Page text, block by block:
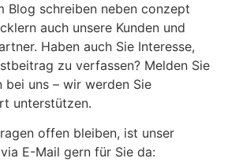
Blog schreiben neben conzept
auch unsere Kunden und
Haben auch Sie Interesse,
zu verfassen? Melden Sie
bei uns – wir werden Sie
unterstützen.
offen bleiben, ist unser
E-Mail gern für Sie da: